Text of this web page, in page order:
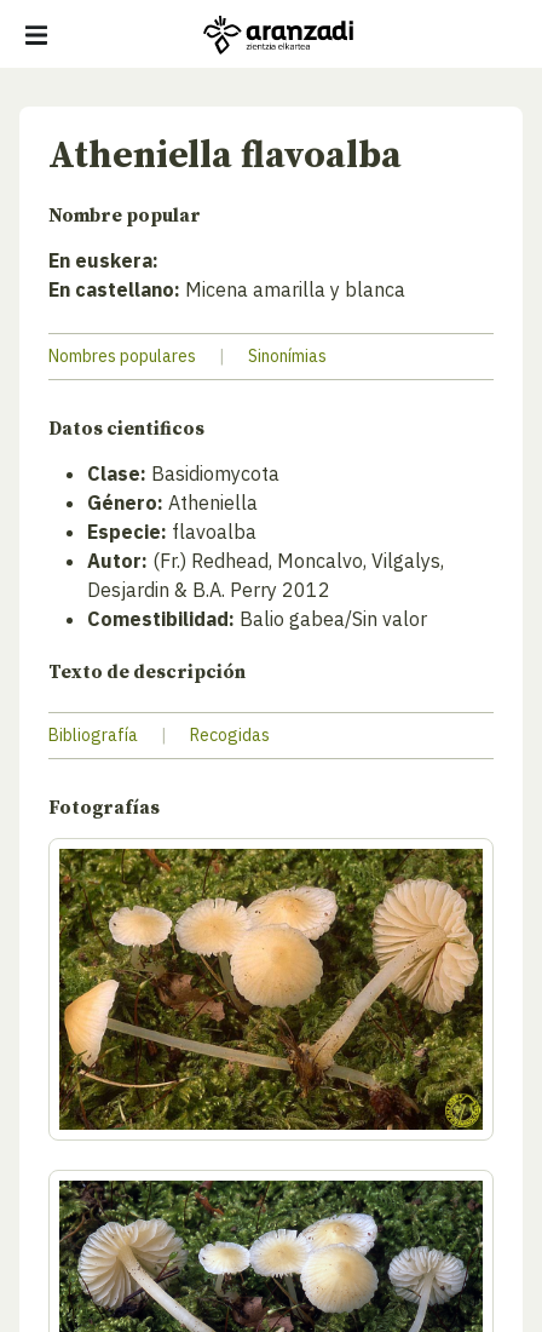
Atheniella flavoalba
Nombre popular
En euskera:
En castellano: Micena amarilla y blanca
Nombres populares | Sinonímias
Datos cientificos
Clase: Basidiomycota
Género: Atheniella
Especie: flavoalba
Autor: (Fr.) Redhead, Moncalvo, Vilgalys,
Desjardin & B.A. Perry 2012
Comestibilidad: Balio gabea/Sin valor
Texto de descripción
Bibliografía | Recogidas
Fotografías